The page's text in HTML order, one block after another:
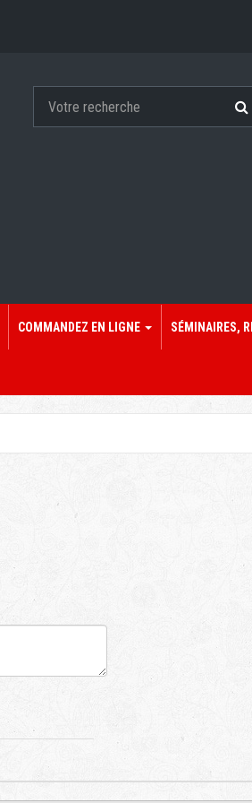
COMMANDEZ EN LIGNE SÉMINAIRES,